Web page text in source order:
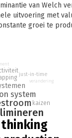
van Welch
uitvoering met
groei te
duidelijk dat
in ieder
nieuwe manier van
lange termijn
system
kaizen
just-in-time
verandering